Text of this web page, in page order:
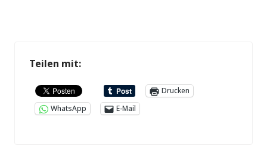
Teilen mit:
Drucken
WhatsApp
E-Mail